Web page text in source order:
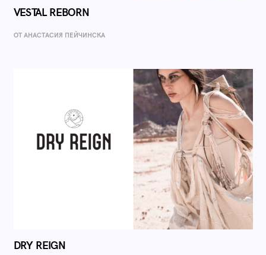
VESTAL REBORN
ОТ AНАСТАСИЯ ПЕЙЧИНСКА
DRY REIGN